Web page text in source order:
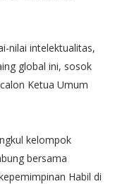
nilai intelektualitas,
global ini, sosok
Ketua Umum
kelompok
bersama
Habil di